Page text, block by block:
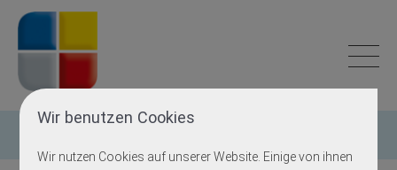
Wir benutzen Cookies
Wir nutzen Cookies auf unserer Website. Einige von ihnen